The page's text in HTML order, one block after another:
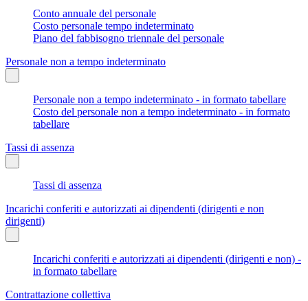
Conto annuale del personale
Costo personale tempo indeterminato
Piano del fabbisogno triennale del personale
Personale non a tempo indeterminato
Personale non a tempo indeterminato - in formato tabellare
Costo del personale non a tempo indeterminato - in formato
tabellare
Tassi di assenza
Tassi di assenza
Incarichi conferiti e autorizzati ai dipendenti (dirigenti e non
dirigenti)
Incarichi conferiti e autorizzati ai dipendenti (dirigenti e non) -
in formato tabellare
Contrattazione collettiva